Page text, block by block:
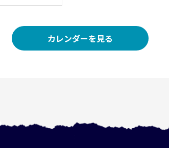
カレンダーを見る